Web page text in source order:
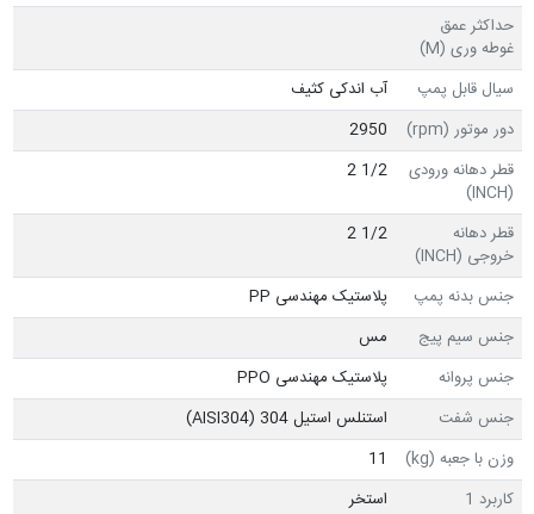
حداکثر عمق
غوطه وری (M)
سیال قابل پمپ
آب اندکی کثیف
دور موتور (rpm)
2950
قطر دهانه ورودی
(INCH)
1/2 2
قطر دهانه
خروجی (INCH)
1/2 2
جنس بدنه پمپ
پلاستیک مهندسی PP
جنس سیم پیج
مس
جنس پروانه
پلاستیک مهندسی PPO
جنس شفت
استنلس استیل 304 (AISI304)
وزن با جعبه (kg)
11
کاربرد 1
استخر